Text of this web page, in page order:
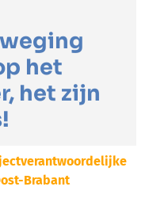
het
het zijn
Brabant